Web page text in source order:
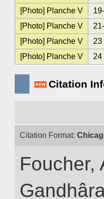
[Photo] Planche V
[Photo] Planche V
[Photo] Planche V
23
[Photo] Planche V
24
Citation
Citation Format:
Foucher,